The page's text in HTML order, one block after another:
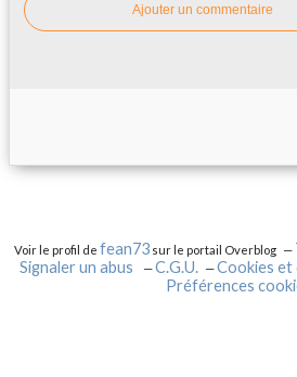
Ajouter un commentaire
Voir le profil defean73 sur le portail Overblog
Signaler un abus
C.G.U.
Cookies et
Préférences